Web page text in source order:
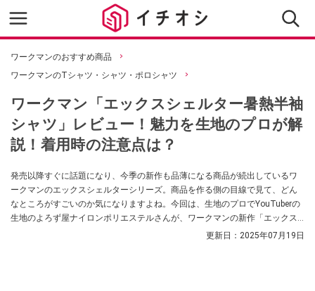
ワークマンのおすすめ商品
ワークマンのTシャツ・シャツ・ポロシャツ
ワークマン「エックスシェルター暑熱半袖
シャツ」レビュー！魅力を生地のプロが解
説！着用時の注意点は？
発売以降すぐに話題になり、今季の新作も品薄になる商品が続出しているワ
ークマンのエックスシェルターシリーズ。商品を作る側の目線で見て、どん
なところがすごいのか気になりますよね。今回は、生地のプロでYouTuberの
生地のよろず屋ナイロンポリエステルさんが、ワークマンの新作「エックス
シェルター暑熱半袖シャツ」の性能を解説してくれました。ぜひ参考にして
更新日： 2025年07月19日